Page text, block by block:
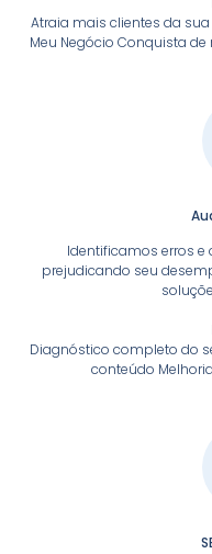
Atraia mais clientes da
Meu Negócio Conquista
Identificamos erros
prejudicando seu
Diagnóstico completo do
conteúdo